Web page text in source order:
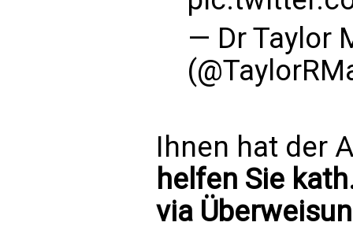
— Dr Taylor
Ihnen hat der
helfen Sie
via